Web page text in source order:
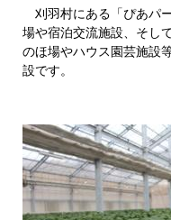
刈羽村にある「ぴあパ
場や宿泊交流施設、そし
のほ場やハウス園芸施設
設です。